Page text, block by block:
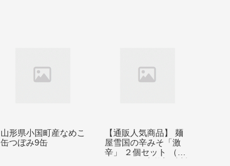
山形県小国町産なめこ
缶つぼみ9缶
【通販人気商品】 麺
屋雪国の辛みそ「激
辛」 ２個セット （12